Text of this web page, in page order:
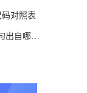
对照表
哪里？